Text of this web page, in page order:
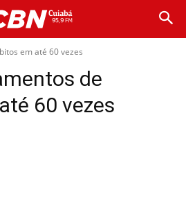
em até 60 vezes
de
60 vezes